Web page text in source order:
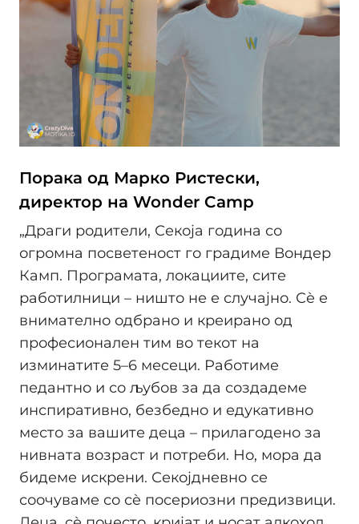
Порака од Марко Ристески,
директор на Wonder Camp
„Драги родители, Секоја година со
огромна посветеност го градиме Вондер
Камп. Програмата, локациите, сите
работилници – ништо не е случајно. Сѐ е
внимателно одбрано и креирано од
професионален тим во текот на
изминатите 5–6 месеци. Работиме
педантно и со љубов за да создадеме
инспиративно, безбедно и едукативно
место за вашите деца – прилагодено за
нивната возраст и потреби. Но, мора да
бидеме искрени. Секојдневно се
соочуваме со сè посериозни предизвици.